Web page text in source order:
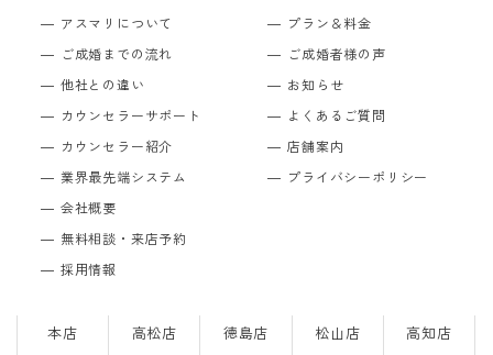
アスマリについて
ご成婚までの流れ
他社との違い
カウンセラーサポート
カウンセラー紹介
業界最先端システム
プラン＆料金
ご成婚者様の声
お知らせ
よくあるご質問
店舗案内
プライバシーポリシー
会社概要
無料相談・来店予約
採用情報
本店 高松店 徳島店 松山店 高知店